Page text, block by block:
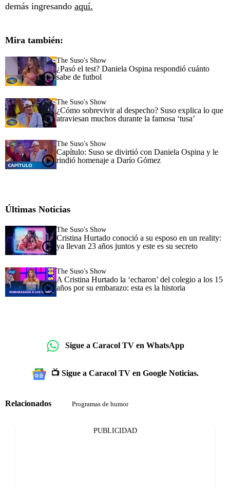
demás ingresando aquí.
Mira también:
The Suso's Show
¿Pasó el test? Daniela Ospina respondió cuánto
sabe de futbol
The Suso's Show
¿Cómo sobrevivir al despecho? Suso explica lo que
atraviesan muchos durante la famosa ‘tusa’
The Suso's Show
Capítulo: Suso se divirtió con Daniela Ospina y le
rindió homenaje a Darío Gómez
Últimas Noticias
The Suso's Show
Cristina Hurtado conoció a su esposo en un reality:
ya llevan 23 años juntos y este es su secreto
The Suso's Show
A Cristina Hurtado la ‘echaron’ del colegio a los 15
años por su embarazo: esta es la historia
Sigue a Caracol TV en WhatsApp
📺 Sigue a Caracol TV en Google Noticias.
Relacionados Programas de humor
PUBLICIDAD